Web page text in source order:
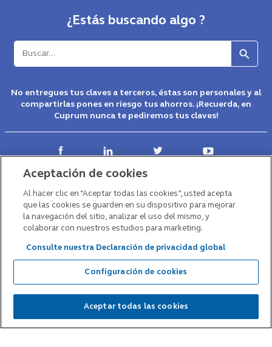
¿Estás buscando algo ?
Buscar
No entregues tus claves a terceros, éstas son personales y al
compartirlas pones en riesgo tus ahorros. ¡Recuerda, en
Cuprum nunca te pediremos tus claves!
Contáctanos
Desde el extranjero+56 2 23470210
Visítanos Sucursales
Consultas o reclamos
Footer
Menú
Sobre Cuprum AFP
Más información
Aceptación de cookies
Al hacer clic en “Aceptar todas las cookies”, usted acepta
que las cookies se guarden en su dispositivo para mejorar
la navegación del sitio, analizar el uso del mismo, y
colaborar con nuestros estudios para marketing.
Consulte nuestra Declaración de privacidad global
Configuración de cookies
Aceptar todas las cookies